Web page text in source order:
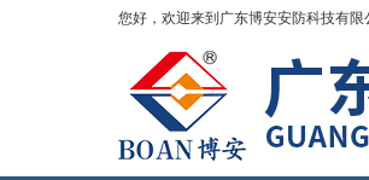
您好，欢迎来到广东博安安防科技有限